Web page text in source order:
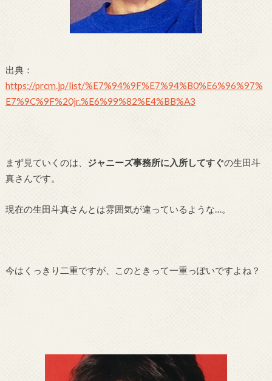
出典：
https://prcm.jp/list/%E7%94%9F%E7%94%B0%E6%96%97%
E7%9C%9F%20jr.%E6%99%82%E4%BB%A3
まず見ていくのは、 ジャニーズ事務所に入所してすぐの生田斗
真さんです。
現在の生田斗真さんとは雰囲気が違っているような…。
今はくっきり二重ですが、このときって一重っぽいですよね？